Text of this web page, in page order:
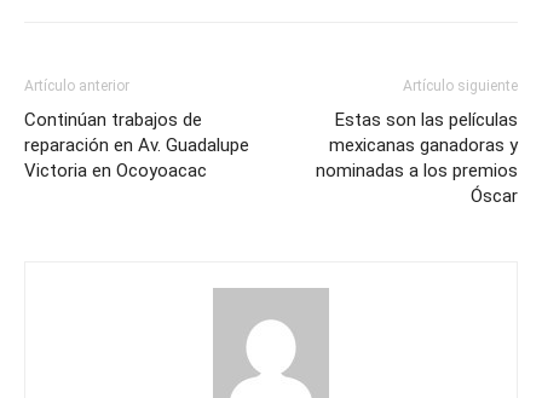
Artículo anterior
Continúan trabajos de
reparación en Av. Guadalupe
Victoria en Ocoyoacac
Artículo siguiente
Estas son las películas
mexicanas ganadoras y
nominadas a los premios
Óscar